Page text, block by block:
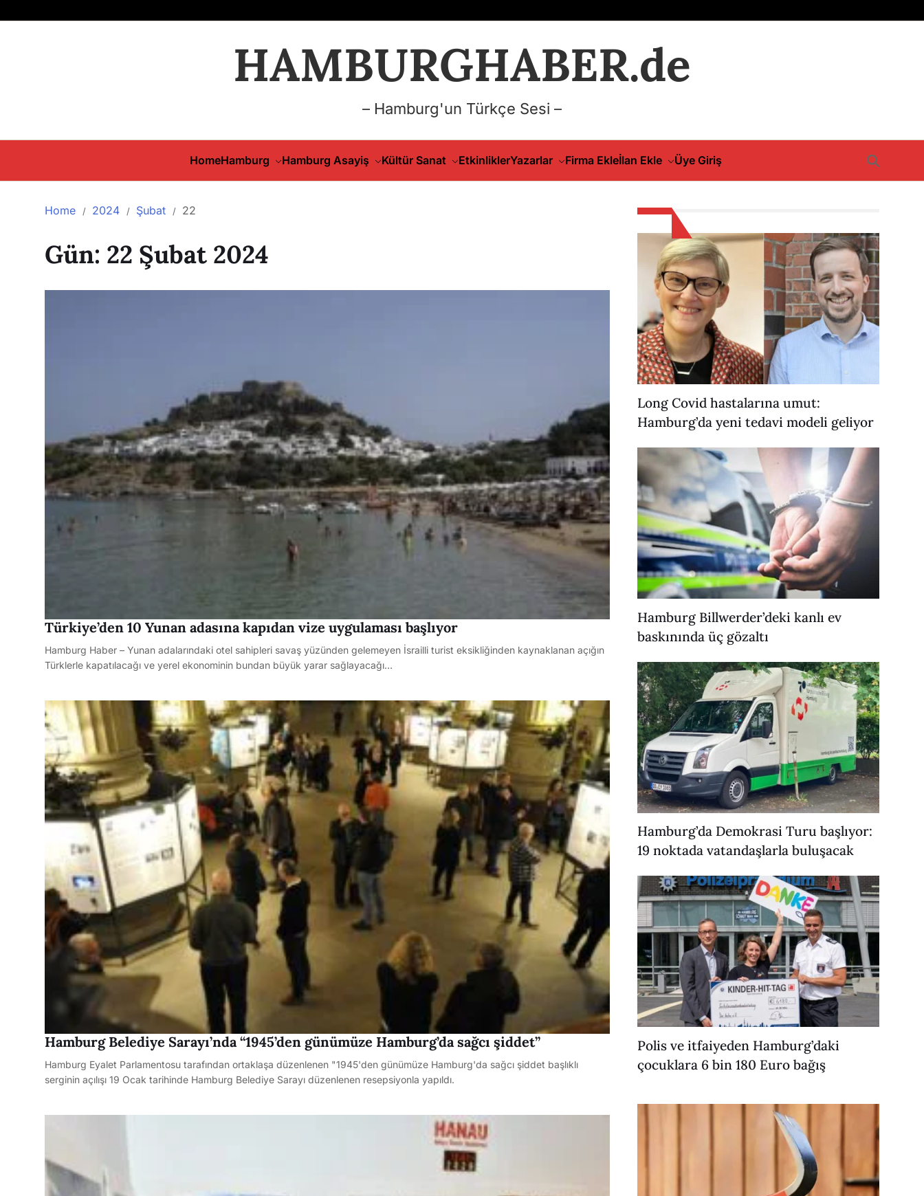
HAMBURGHABER.de
– Hamburg'un Türkçe Sesi –
HomeHamburg Hamburg Asayiş Kültür Sanat EtkinliklerYazarlar Firma Ekleİlan Ekle Üye Giriş
Home 2024 Şubat 22
Gün: 22 Şubat 2024
Türkiye’den 10 Yunan adasına kapıdan vize uygulaması başlıyor
Hamburg Haber – Yunan adalarındaki otel sahipleri savaş yüzünden gelemeyen İsrailli turist eksikliğinden kaynaklanan açığın
Türklerle kapatılacağı ve yerel ekonominin bundan büyük yarar sağlayacağı…
Hamburg Belediye Sarayı’nda “1945’den günümüze Hamburg’da sağcı şiddet”
Hamburg Eyalet Parlamentosu tarafından ortaklaşa düzenlenen "1945'den günümüze Hamburg'da sağcı şiddet başlıklı
serginin açılışı 19 Ocak tarihinde Hamburg Belediye Sarayı düzenlenen resepsiyonla yapıldı.
Long Covid hastalarına umut:
Hamburg’da yeni tedavi modeli geliyor
Hamburg Billwerder’deki kanlı ev
baskınında üç gözaltı
Hamburg’da Demokrasi Turu başlıyor:
19 noktada vatandaşlarla buluşacak
Polis ve itfaiyeden Hamburg’daki
çocuklara 6 bin 180 Euro bağış